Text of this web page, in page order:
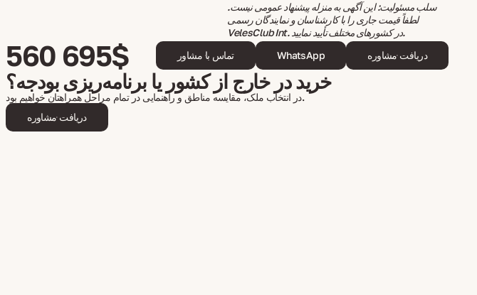
سلب مسئولیت: این آگهی به منزله پیشنهاد عمومی نیست.
لطفاً قیمت جاری را با کارشناسان و نمایندگان رسمی
VelesClub Int. در کشورهای مختلف تأیید نمایید.
560 695$ تماس با مشاور WhatsApp دریافت مشاوره
خرید در خارج از کشور یا برنامه‌ریزی بودجه؟
در انتخاب ملک، مقایسه مناطق و راهنمایی در تمام مراحل همراهتان خواهیم بود.
دریافت مشاوره